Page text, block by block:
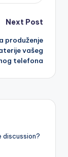
Next Post
produženje
vašeg
telefona
discussion?